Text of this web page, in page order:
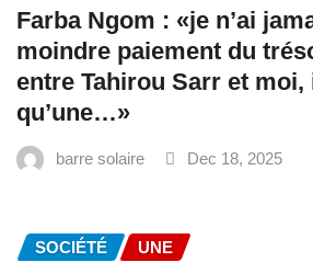
Farba Ngom : «je n’ai
moindre paiement du
entre Tahirou Sarr et moi,
qu’une…»
barre solaire Dec 18, 2025
SOCIÉTÉ UNE